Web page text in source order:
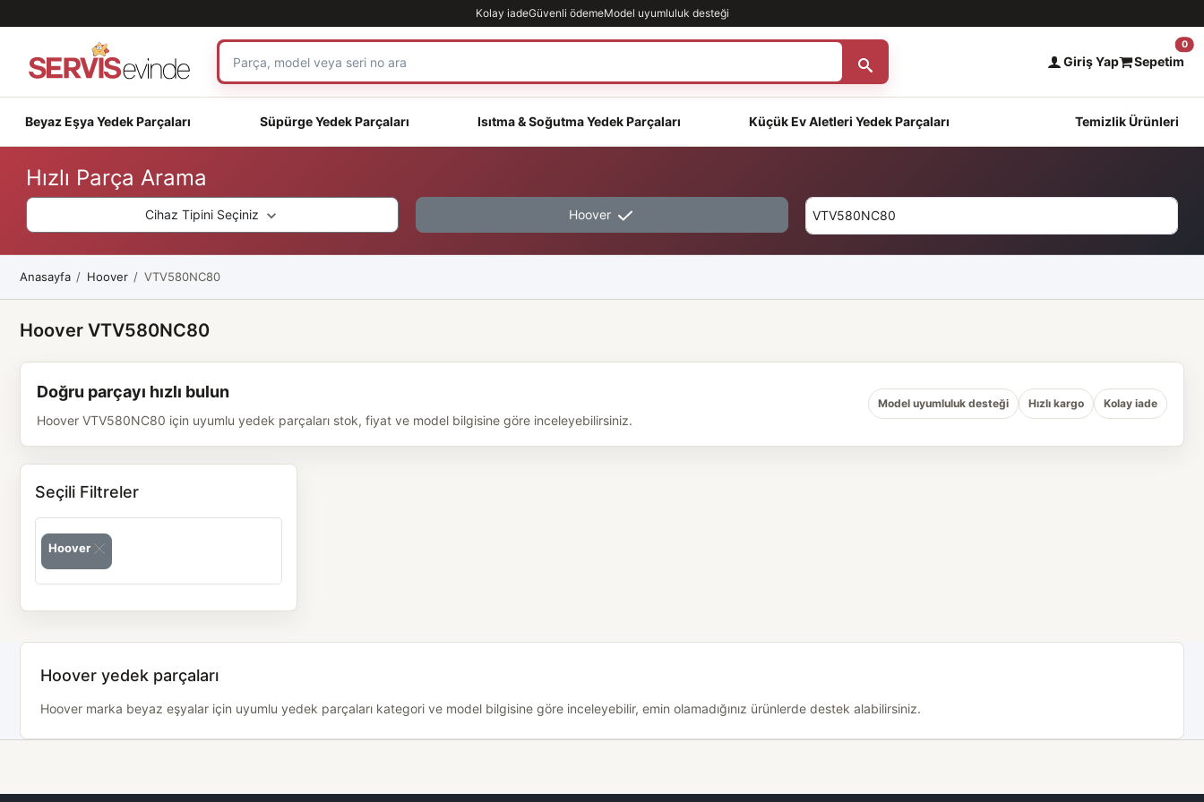
Kolay iadeGüvenli ödemeModel uyumluluk desteği
Giriş Yap Sepetim
0
Beyaz Eşya Yedek Parçaları Süpürge Yedek Parçaları Isıtma & Soğutma Yedek Parçaları Küçük Ev Aletleri Yedek Parçaları Temizlik Ürünleri
Hızlı Parça Arama
Cihaz Tipini Seçiniz Hoover
Anasayfa Hoover VTV580NC80
Hoover VTV580NC80
Doğru parçayı hızlı bulun
Hoover VTV580NC80 için uyumlu yedek parçaları stok, fiyat ve model bilgisine göre inceleyebilirsiniz.
Model uyumluluk desteği Hızlı kargo Kolay iade
Seçili Filtreler
Hoover
Hoover yedek parçaları
Hoover marka beyaz eşyalar için uyumlu yedek parçaları kategori ve model bilgisine göre inceleyebilir, emin olamadığınız ürünlerde destek alabilirsiniz.